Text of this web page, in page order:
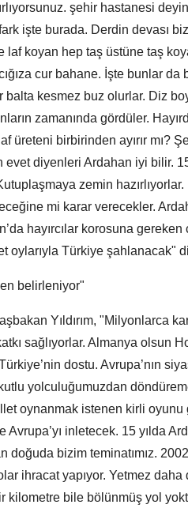
şehir hastanesi
fark işte burada. Derdin devası
laf koyan hep taş üstüne taş
cur bahane. İşte bunlar da
kesmez buz olurlar. Diz
zamanında gördüler.
üreteni birbirinden ayırır mı?
evet diyenleri Ardahan iyi bilir. 15
zemin
mi karar verecekler.
hayırcılar korosuna gereken
oylarıyla Türkiye şahlanacak"
belirleniyor"
Yıldırım, "Milyonlarca
sağlıyorlar. Almanya olsun
dostu. Avrupa’nın
yolculuğumuzdan
oynanmak istenen kirli oyunu
Avrupa’yı inletecek. 15 yılda
doğuda bizim teminatımız.
ihracat yapıyor. Yetmez daha
kilometre bile bölünmüş yol